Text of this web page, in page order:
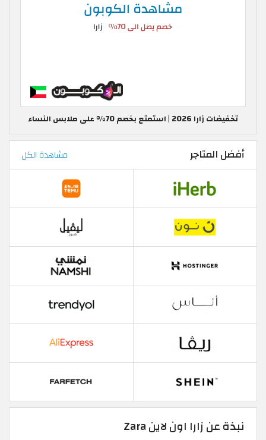
تخفيضات زارا 2026 | استمتع بخصم 70% على ملابس النساء
أفضل المتاجر مشاهدة الكل
نبذة عن زارا اون لاين Zara